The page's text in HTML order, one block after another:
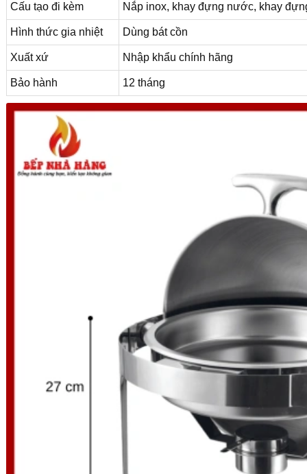
Cấu tạo đi kèm Nắp inox, khay đựng nước, khay
Hình thức gia nhiệt Dùng bát cồn
Xuất xứ Nhập khẩu chính hãng
Bảo hành 12 tháng